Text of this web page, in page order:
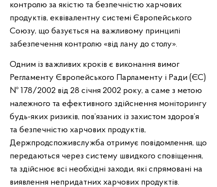
контролю за якістю та безпечністю харчових
продуктів, еквівалентну системі Європейського
Союзу, що базується на важливому принципі
забезпечення контролю «від лану до столу».
Одним із важливих кроків є виконання вимог
Регламенту Європейського Парламенту і Ради (ЄС)
№ 178/2002 від 28 січня 2002 року, а саме з метою
належного та ефективного здійснення моніторингу
будь-яких ризиків, пов’язаних із захистом здоров’я
та безпечністю харчових продуктів,
Держпродспоживслужба отримує повідомлення, що
передаються через систему швидкого сповіщення,
та здійснює всі необхідні заходи, які спрямовані на
виявлення непридатних харчових продуктів.